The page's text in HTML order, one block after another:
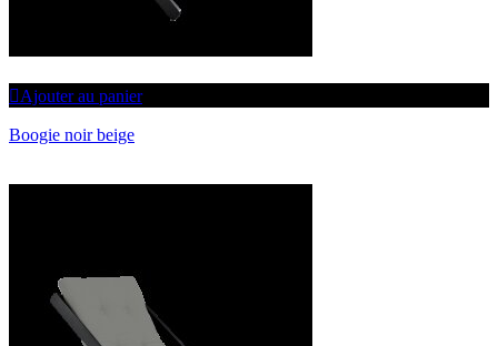
Ajouter au panier
Boogie noir beige